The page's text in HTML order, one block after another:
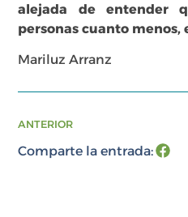
alejada de entender
personas cuanto menos,
Mariluz Arranz
ANTERIOR
Comparte la entrada: